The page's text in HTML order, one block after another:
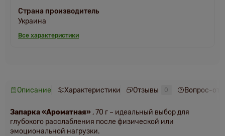
Страна производитель
Украина
Все характеристики
Описание Характеристики Отзывы 0 Вопрос-
Запарка «Ароматная» , 70 г – идеальный выбор для
глубокого расслабления после физической или
эмоциональной нагрузки.